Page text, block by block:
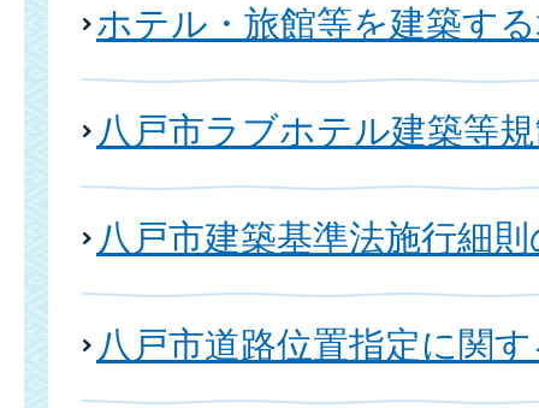
ホテル・旅館等を建築す
八戸市ラブホテル建築等
八戸市建築基準法施行細
八戸市道路位置指定に関